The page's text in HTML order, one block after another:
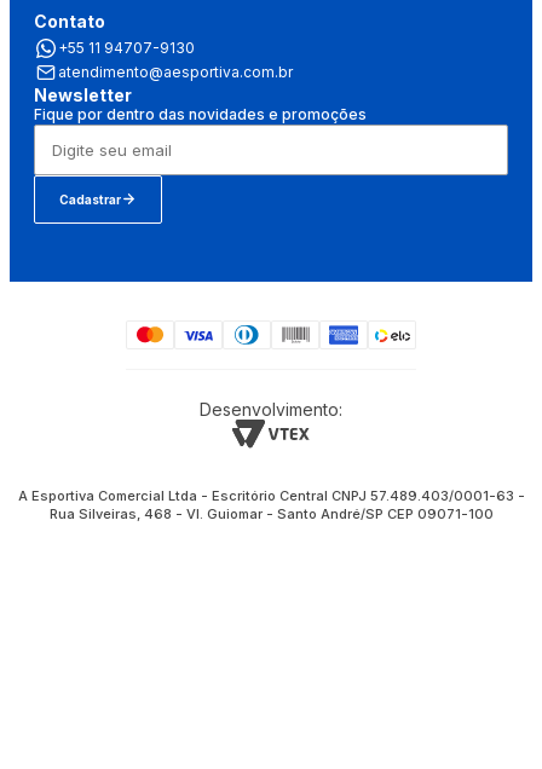
Contato
+55 11 94707-9130
atendimento@aesportiva.com.br
Newsletter
Fique por dentro das novidades e promoções
Cadastrar
Desenvolvimento:
A Esportiva Comercial Ltda - Escritório Central CNPJ 57.489.403/0001-63 -
Rua Silveiras, 468 - Vl. Guiomar - Santo André/SP CEP 09071-100